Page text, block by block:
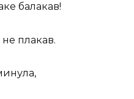
балакав!
не плакав.